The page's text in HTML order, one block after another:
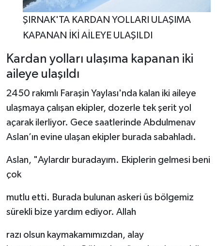
ŞIRNAK'TA KARDAN YOLLARI ULAŞIMA
KAPANAN İKİ AİLEYE ULAŞILDI
Kardan yolları ulaşıma kapanan iki
aileye ulaşıldı
2450 rakımlı Faraşin Yaylası'nda kalan iki aileye
ulaşmaya çalışan ekipler, dozerle tek şerit yol
açarak ilerliyor. Gece saatlerinde Abdulmenav
Aslan’ın evine ulaşan ekipler burada sabahladı.
Aslan, "Aylardır buradayım. Ekiplerin gelmesi beni
çok
mutlu etti. Burada bulunan askeri üs bölgemiz
sürekli bize yardım ediyor. Allah
razı olsun kaymakamımızdan, alay